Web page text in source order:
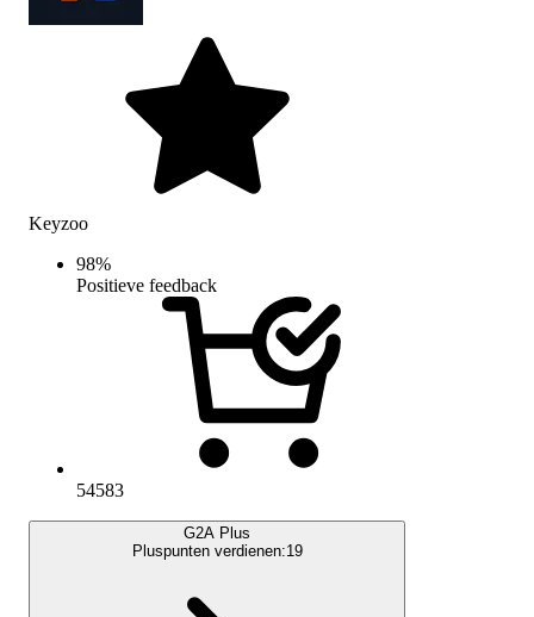
Keyzoo
98%
Positieve feedback
54583
G2A Plus
Pluspunten verdienen:19